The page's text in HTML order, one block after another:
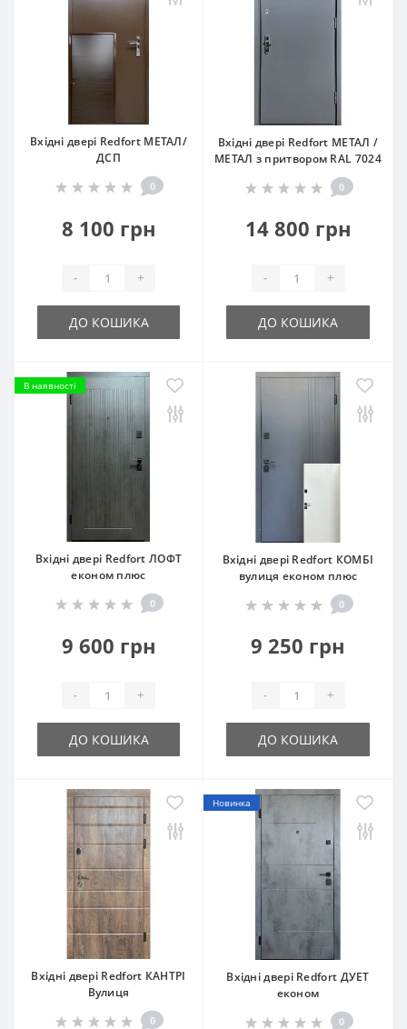
Вхідні двері Redfort МЕТАЛ/
ДСП
0
8 100 грн
- +
ДО КОШИКА
Вхідні двері Redfort МЕТАЛ /
МЕТАЛ з притвором RAL 7024
0
14 800 грн
- +
ДО КОШИКА
В наявності
Вхідні двері Redfort ЛОФТ
економ плюс
0
9 600 грн
- +
ДО КОШИКА
Вхідні двері Redfort КОМБІ
вулиця економ плюс
0
9 250 грн
- +
ДО КОШИКА
Вхідні двері Redfort КАНТРІ
Вулиця
0
Новинка
Вхідні двері Redfort ДУЕТ
економ
0